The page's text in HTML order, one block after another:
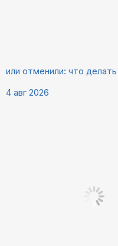
или отменили: что
4 авг 2026